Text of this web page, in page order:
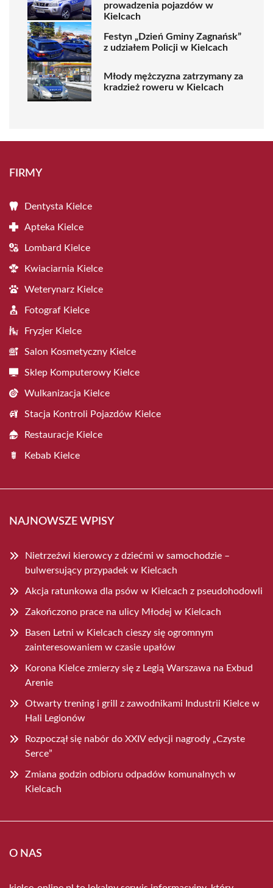
prowadzenia pojazdów w
Kielcach
Festyn „Dzień Gminy Zagnańsk”
z udziałem Policji w Kielcach
Młody mężczyzna zatrzymany za
kradzież roweru w Kielcach
FIRMY
Dentysta Kielce
Apteka Kielce
Lombard Kielce
Kwiaciarnia Kielce
Weterynarz Kielce
Fotograf Kielce
Fryzjer Kielce
Salon Kosmetyczny Kielce
Sklep Komputerowy Kielce
Wulkanizacja Kielce
Stacja Kontroli Pojazdów Kielce
Restauracje Kielce
Kebab Kielce
NAJNOWSZE WPISY
Nietrzeźwi kierowcy z dziećmi w samochodzie –
bulwersujący przypadek w Kielcach
Akcja ratunkowa dla psów w Kielcach z pseudohodowli
Zakończono prace na ulicy Młodej w Kielcach
Basen Letni w Kielcach cieszy się ogromnym
zainteresowaniem w czasie upałów
Korona Kielce zmierzy się z Legią Warszawa na Exbud
Arenie
Otwarty trening i grill z zawodnikami Industrii Kielce w
Hali Legionów
Rozpoczął się nabór do XXIV edycji nagrody „Czyste
Serce”
Zmiana godzin odbioru odpadów komunalnych w
Kielcach
O NAS